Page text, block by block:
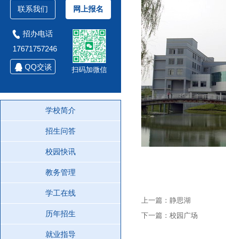
联系我们 网上报名
招办电话
17671757246
QQ交谈 扫码加微信
学校简介
招生问答
校园快讯
教务管理
学工在线
历年招生
就业指导
上一篇：静思湖
下一篇：校园广场